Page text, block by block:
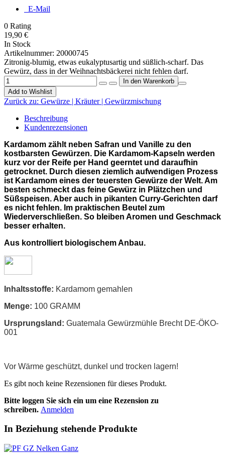
E-Mail
0 Rating
19,90 €
In Stock
Artikelnummer: 20000745
Zitronig-blumig, etwas eukalyptusartig und süßlich-scharf. Das
Gewürz, dass in der Weihnachtsbäckerei nicht fehlen darf.
Add to Wishlist
Zurück zu: Gewürze | Kräuter | Gewürzmischung
Beschreibung
Kundenrezensionen
Kardamom zählt neben Safran und Vanille zu den
kostbarsten Gewürzen. Die Kardamom-Kapseln werden
kurz vor der Reife per Hand geerntet und daraufhin
getrocknet. Durch diesen ziemlich aufwendigen Prozess
ist Kardamom eines der teuersten Gewürze der Welt. Am
besten schmeckt das feine Gewürz in Plätzchen und
Süßspeisen. Aber auch in pikanten Curry-Gerichten darf
es nicht fehlen. Im praktischen Beutel zum
Wiederverschließen. So bleiben Aromen und Geschmack
besser erhalten.
Aus kontrolliert biologischem Anbau.
Inhaltsstoffe: Kardamom gemahlen
Menge: 100 GRAMM
Ursprungsland: Guatemala Gewürzmühle Brecht DE-ÖKO-
001
Vor Wärme geschützt, dunkel und trocken lagern!
Es gibt noch keine Rezensionen für dieses Produkt.
Bitte loggen Sie sich ein um eine Rezension zu
schreiben. Anmelden
In Beziehung stehende Produkte